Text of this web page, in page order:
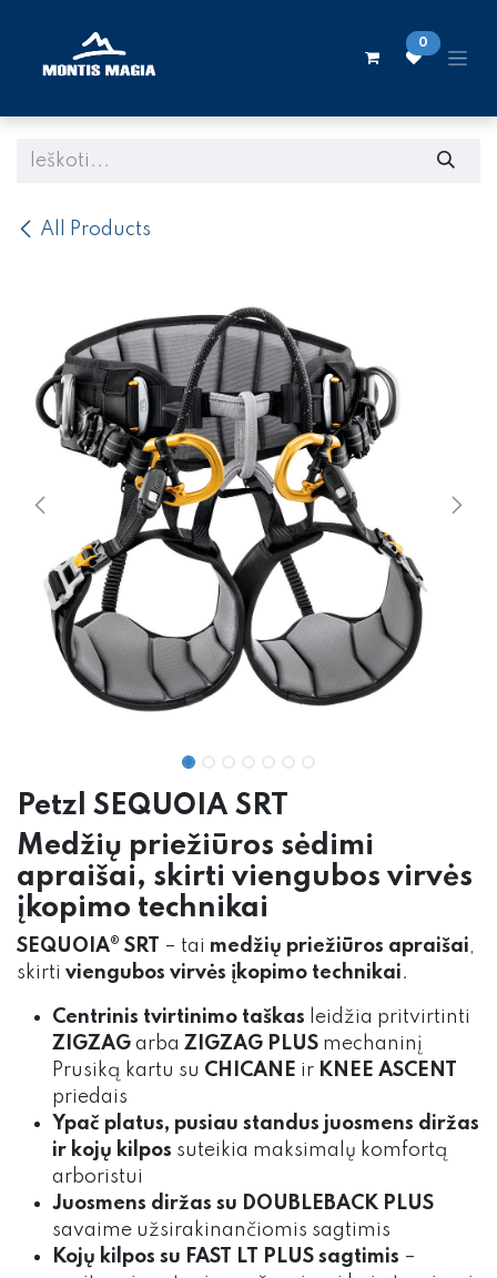
0
All Products
Petzl SEQUOIA SRT
Medžių priežiūros sėdimi
apraišai, skirti viengubos virvės
įkopimo technikai
SEQUOIA® SRT – tai medžių priežiūros apraišai,
skirti viengubos virvės įkopimo technikai.
Centrinis tvirtinimo taškas leidžia pritvirtinti
ZIGZAG arba ZIGZAG PLUS mechaninį
Prusiką kartu su CHICANE ir KNEE ASCENT
priedais
Ypač platus, pusiau standus juosmens diržas
ir kojų kilpos suteikia maksimalų komfortą
arboristui
Juosmens diržas su DOUBLEBACK PLUS
savaime užsirakinančiomis sagtimis
Kojų kilpos su FAST LT PLUS sagtimis –